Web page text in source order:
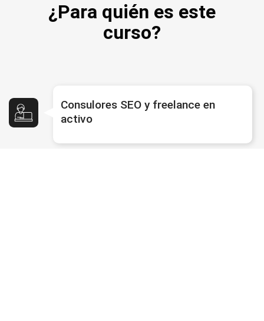
¿Para quién es este
curso?
Consulores SEO y freelance en
activo